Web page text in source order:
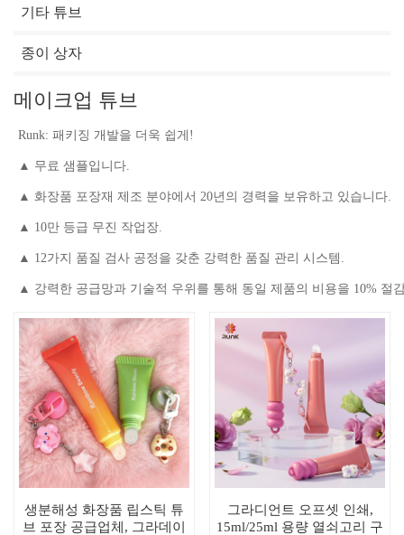
기타 튜브
종이 상자
메이크업 튜브
Runk: 패키징 개발을 더욱 쉽게!
▲ 무료 샘플입니다.
▲ 화장품 포장재 제조 분야에서 20년의 경력을 보유하고 있습니다.
▲ 10만 등급 무진 작업장.
▲ 12가지 품질 검사 공정을 갖춘 강력한 품질 관리 시스템.
▲ 강력한 공급망과 기술적 우위를 통해 동일 제품의 비용을 10% 절
생분해성 화장품 립스틱 튜
브 포장 공급업체, 그라데이
그라디언트 오프셋 인쇄,
15ml/25ml 용량 열쇠고리 구